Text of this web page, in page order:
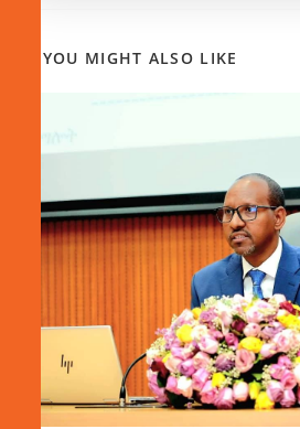
YOU MIGHT ALSO LIKE